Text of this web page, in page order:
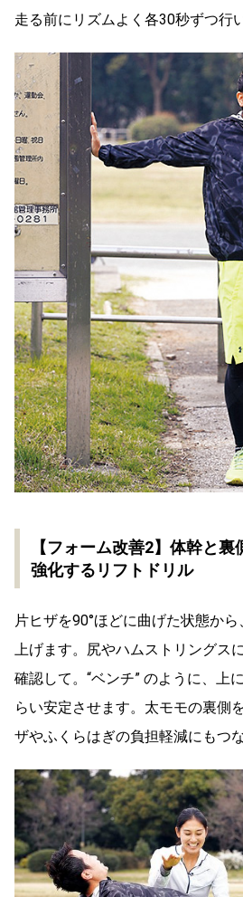
走る前にリズムよく各30秒ずつ行
【フォーム改善2】体幹と
強化するリフトドリル
片ヒザを90°ほどに曲げた状態か
上げます。尻やハムストリングス
確認して。“ベンチ” のように、上
らい安定させます。太モモの裏側
ザやふくらはぎの負担軽減にもつ